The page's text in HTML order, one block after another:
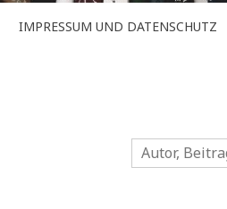
IMPRESSUM UND DATENSCHUTZ
Suchen